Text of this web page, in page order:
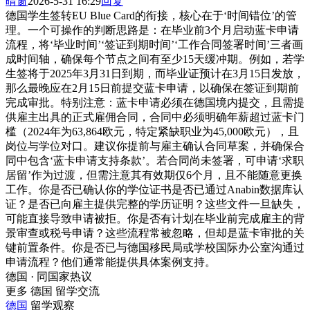
德国学生签转EU Blue Card的衔接，核心在于‘时间错位’的管
理。一个可操作的判断思路是：在毕业前3个月启动蓝卡申请
流程，将‘毕业时间’‘签证到期时间’‘工作合同签署时间’三者画
成时间轴，确保每个节点之间有至少15天缓冲期。例如，若学
生签将于2025年3月31日到期，而毕业证预计在3月15日发放，
那么最晚应在2月15日前提交蓝卡申请，以确保在签证到期前
完成审批。特别注意：蓝卡申请必须在德国境内提交，且需提
供雇主出具的正式雇佣合同，合同中必须明确年薪超过蓝卡门
槛（2024年为63,864欧元，特定紧缺职业为45,000欧元），且
岗位与学位对口。建议你提前与雇主确认合同草案，并确保合
同中包含‘蓝卡申请支持条款’。若合同尚未签署，可申请‘求职
居留’作为过渡，但需注意其有效期仅6个月，且不能随意更换
工作。你是否已确认你的学位证书是否已通过Anabin数据库认
证？是否已向雇主提供完整的学历证明？这些文件一旦缺失，
可能直接导致申请被拒。你是否有计划在毕业前完成雇主的背
景审查或税号申请？这些流程常被忽略，但却是蓝卡审批的关
键前置条件。你是否已与德国移民局或学校国际办公室沟通过
申请流程？他们通常能提供具体案例支持。
德国 · 同国家热议
更多 德国 留学交流
德国 留学观察